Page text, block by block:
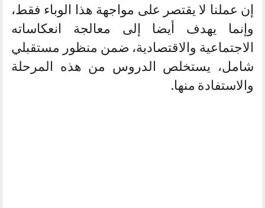
إن عملنا لا يقتصر على مواجهة هذا الوباء فقط،
وإنما يهدف أيضا إلى معالجة انعكاساته
الاجتماعية والاقتصادية، ضمن منظور مستقبلي
شامل، يستخلص الدروس من هذه المرحلة
والاستفادة منها.